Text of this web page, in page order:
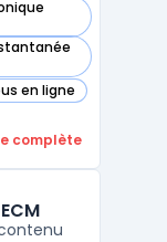
en ligne
complète